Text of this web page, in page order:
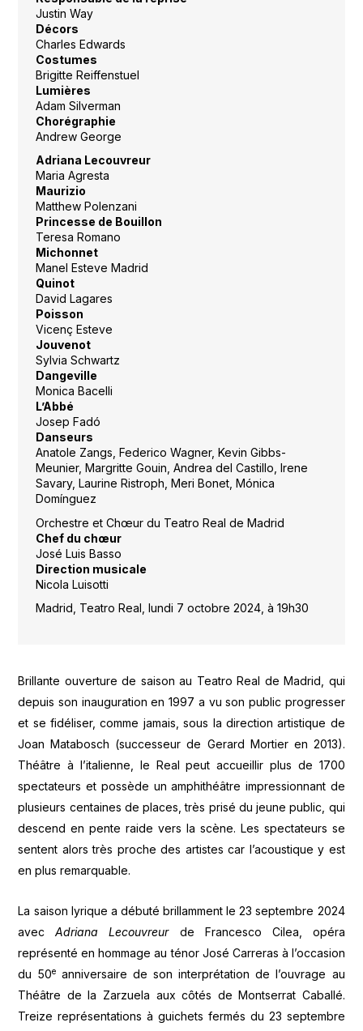
Justin Way
Décors
Charles Edwards
Costumes
Brigitte Reiffenstuel
Lumières
Adam Silverman
Chorégraphie
Andrew George
Adriana Lecouvreur
Maria Agresta
Maurizio
Matthew Polenzani
Princesse de Bouillon
Teresa Romano
Michonnet
Manel Esteve Madrid
Quinot
David Lagares
Poisson
Vicenç Esteve
Jouvenot
Sylvia Schwartz
Dangeville
Monica Bacelli
L’Abbé
Josep Fadó
Danseurs
Anatole Zangs, Federico Wagner, Kevin Gibbs-
Meunier, Margritte Gouin, Andrea del Castillo, Irene
Savary, Laurine Ristroph, Meri Bonet, Mónica
Domínguez
Orchestre et Chœur du Teatro Real de Madrid
Chef du chœur
José Luis Basso
Direction musicale
Nicola Luisotti
Madrid, Teatro Real, lundi 7 octobre 2024, à 19h30
Brillante ouverture de saison au Teatro Real de Madrid, qui
depuis son inauguration en 1997 a vu son public progresser
et se fidéliser, comme jamais, sous la direction artistique de
Joan Matabosch (successeur de Gerard Mortier en 2013).
Théâtre à l’italienne, le Real peut accueillir plus de 1700
spectateurs et possède un amphithéâtre impressionnant de
plusieurs centaines de places, très prisé du jeune public, qui
descend en pente raide vers la scène. Les spectateurs se
sentent alors très proche des artistes car l’acoustique y est
en plus remarquable.
La saison lyrique a débuté brillamment le 23 septembre 2024
avecAdriana Lecouvreurde Francesco Cilea, opéra
représenté en hommage au ténor José Carreras à l’occasion
du 50eanniversaire de son interprétation de l’ouvrage au
Théâtre de la Zarzuela aux côtés de Montserrat Caballé.
Treize représentations à guichets fermés du 23 septembre